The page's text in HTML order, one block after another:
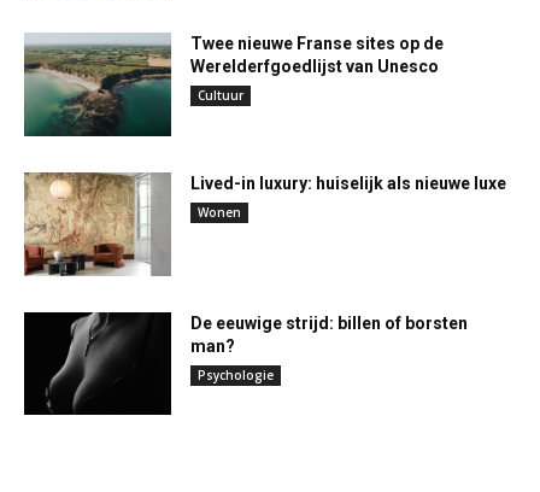
Twee nieuwe Franse sites op de
Werelderfgoedlijst van Unesco
Cultuur
Lived-in luxury: huiselijk als nieuwe luxe
Wonen
De eeuwige strijd: billen of borsten
man?
Psychologie